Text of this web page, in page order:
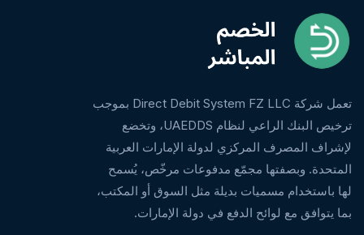
تعمل شركة Direct Debit System FZ LLC بموجب
ترخيص البنك الراعي لنظام UAEDDS، وتخضع
لإشراف المصرف المركزي لدولة الإمارات العربية
المتحدة. وبصفتها مجمّع مدفوعات مرخّص، يُسمح
لها باستخدام مسميات بديلة مثل السوق أو المكتب،
بما يتوافق مع لوائح الدفع في دولة الإمارات.